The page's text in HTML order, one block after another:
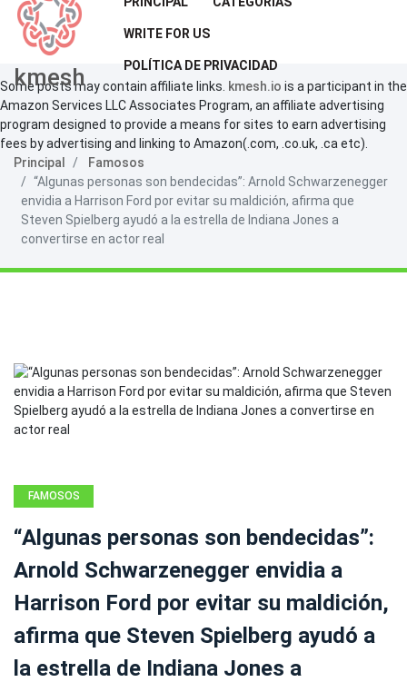
kmesh
WRITE FOR US
POLÍTICA DE PRIVACIDAD
Some posts may contain affiliate links. kmesh.io is a participant in the
Amazon Services LLC Associates Program, an affiliate advertising
program designed to provide a means for sites to earn advertising
fees by advertising and linking to Amazon(.com, .co.uk, .ca etc).
Principal
Famosos
“Algunas personas son bendecidas”: Arnold Schwarzenegger
envidia a Harrison Ford por evitar su maldición, afirma que
Steven Spielberg ayudó a la estrella de Indiana Jones a
convertirse en actor real
FAMOSOS
“Algunas personas son bendecidas”:
Arnold Schwarzenegger envidia a
Harrison Ford por evitar su maldición,
afirma que Steven Spielberg ayudó a
la estrella de Indiana Jones a